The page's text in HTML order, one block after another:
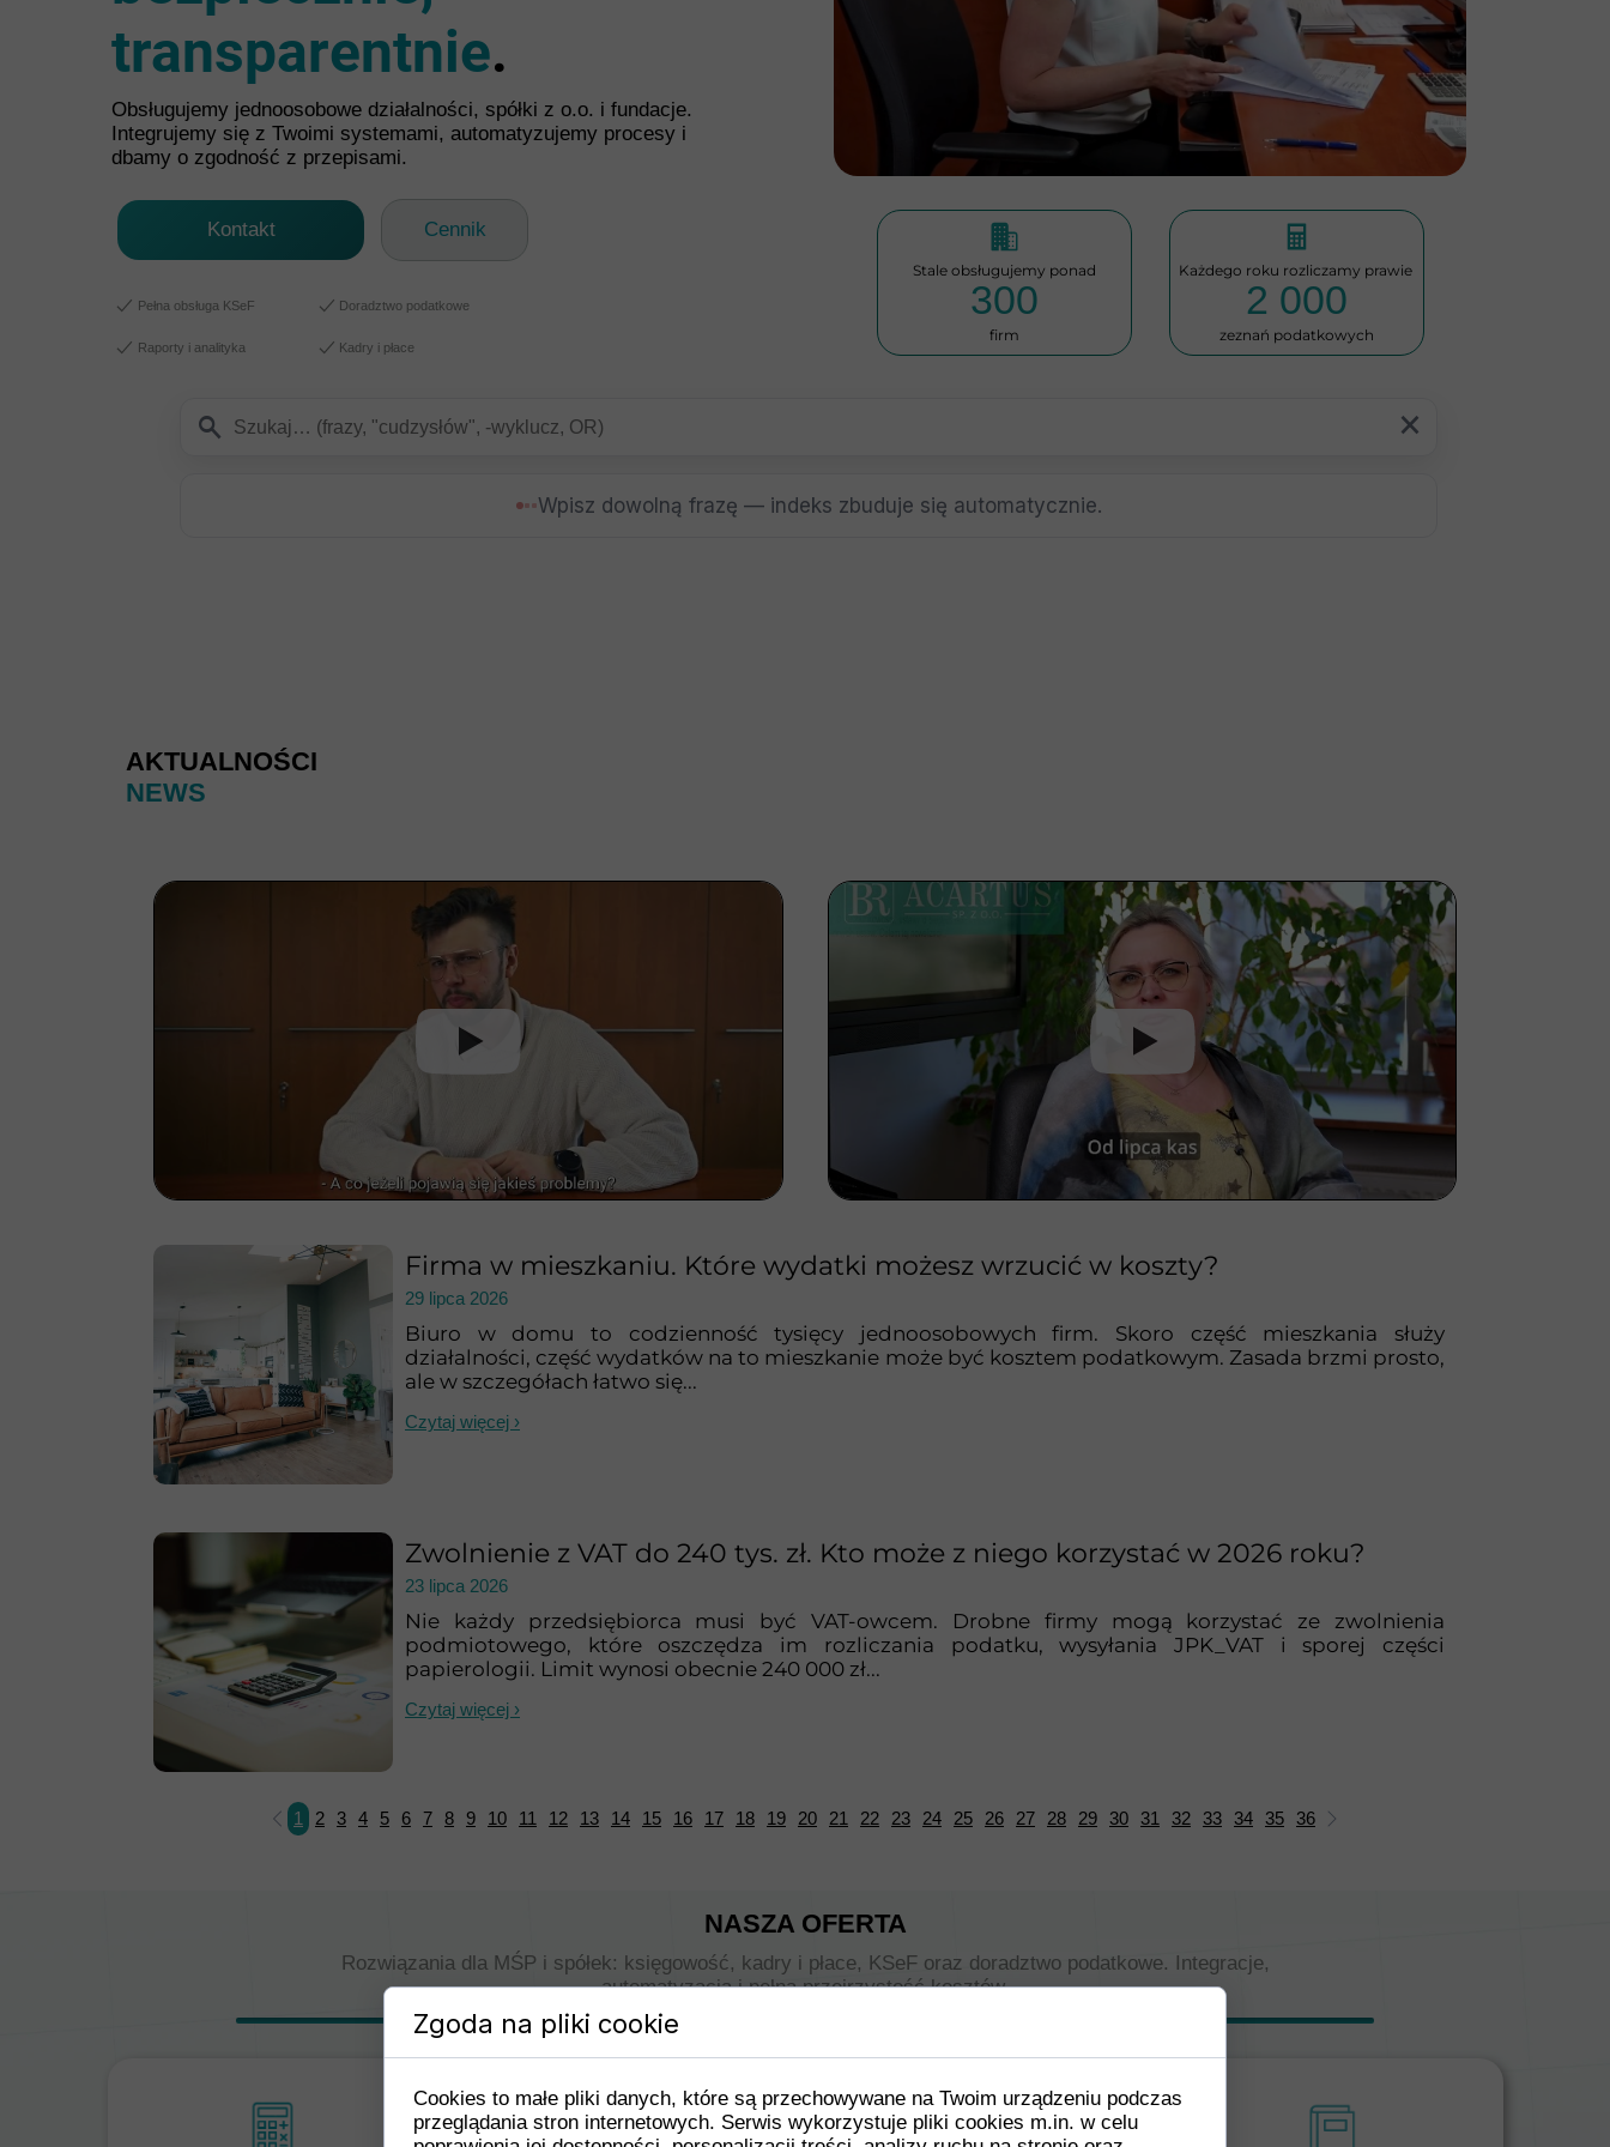
firm
Stale obsługujemy ponad
300
Każdego roku rozliczamy prawie
2 000
zeznań podatkowych
Kadry i płace
Raporty i analityka
Doradztwo podatkowe
Pełna obsługa KSeF
Kontakt Cennik
Obsługujemy jednoosobowe działalności, spółki z o.o. i fundacje.
Integrujemy się z Twoimi systemami, automatyzujemy procesy i
dbamy o zgodność z przepisami.
transparentnie.
search
Szukaj treści close
Wpisz dowolną frazę — indeks zbuduje się automatycznie.
Firma w mieszkaniu. Które wydatki możesz wrzucić w koszty?
29 lipca 2026
Biuro w domu to codzienność tysięcy jednoosobowych firm. Skoro część mieszkania służy
działalności, część wydatków na to mieszkanie może być kosztem podatkowym. Zasada brzmi prosto,
ale w szczegółach łatwo się...
Czytaj więcej ›
Zwolnienie z VAT do 240 tys. zł. Kto może z niego korzystać w 2026 roku?
23 lipca 2026
Nie każdy przedsiębiorca musi być VAT-owcem. Drobne firmy mogą korzystać ze zwolnienia
podmiotowego, które oszczędza im rozliczania podatku, wysyłania JPK_VAT i sporej części
papierologii. Limit wynosi obecnie 240 000 zł...
Czytaj więcej ›
1 2 3 4 5 6 7 8 9 10 11 12 13 14 15 16 17 18 19 20 21 22 23 24 25 26 27 28 29 30 31 32 33 34 35 36
NEWS
AKTUALNOŚCI
Rozwiązania dla MŚP i spółek: księgowość, kadry i płace, KSeF oraz doradztwo podatkowe. Integracje,
automatyzacja i pełna przejrzystość kosztów.
NASZA OFERTA
Zgoda na pliki cookie
Cookies to małe pliki danych, które są przechowywane na Twoim urządzeniu podczas
przeglądania stron internetowych. Serwis wykorzystuje pliki cookies m.in. w celu